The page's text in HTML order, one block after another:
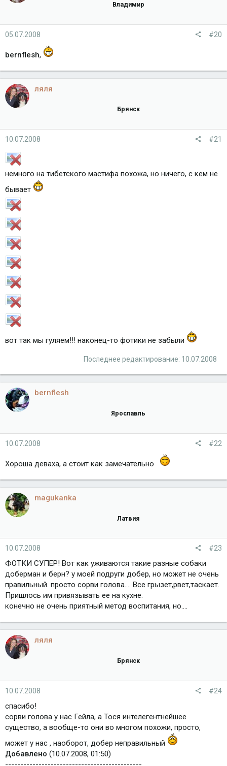
Владимир
05.07.2008 #20
bernflesh,
ляля
Брянск
10.07.2008 #21
немного на тибетского мастифа похожа, но ничего, с кем не
бывает
вот так мы гуляем!!! наконец-то фотики не забыли
Последнее редактирование: 10.07.2008
bernflesh
Ярославль
10.07.2008 #22
Хороша деваха, а стоит как замечательно
magukanka
Латвия
10.07.2008 #23
ФОТКИ СУПЕР! Вот как уживаются такие разные собаки
доберман и берн? у моей подруги добер, но может не очень
правильный. просто сорви голова.... Все грызет,рвет,таскает.
Пришлось им привязывать ее на кухне.
конечно не очень приятный метод воспитания, но....
ляля
Брянск
10.07.2008 #24
спасибо!
сорви голова у нас Гейла, а Тося интелегентнейшее
существо, а вообще-то они во многом похожи, просто,
может у нас , наоборот, добер неправильный
Добавлено (10.07.2008, 01:50)